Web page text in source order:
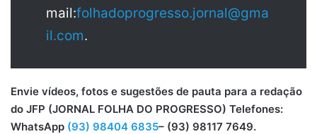
mail:folhadoprogresso.jornal@gma
il.com.
Envie vídeos, fotos e sugestões de pauta para a redação
do JFP (JORNAL FOLHA DO PROGRESSO) Telefones:
WhatsApp (93) 98404 6835– (93) 98117 7649.